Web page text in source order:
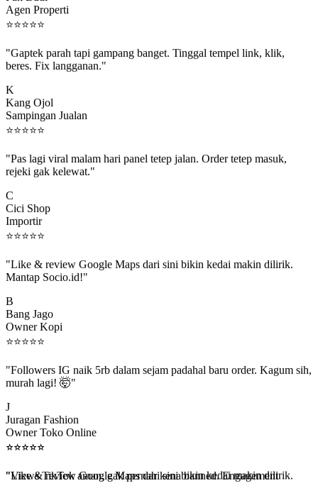
⭐⭐⭐⭐⭐
beres. Fix langganan."
Kang Ojol
Sampingan Jualan
⭐⭐⭐⭐⭐
rejeki gak kelewat."
Cici Shop
Importir
⭐⭐⭐⭐⭐
Mantap Socio.id!"
Bang Jago
Owner Kopi
⭐⭐⭐⭐ ⭐
murah lagi! 🤯"
Juragan Fashion
Owner Toko Online
⭐⭐⭐⭐ ⭐
beneran naik, algoritma suka."